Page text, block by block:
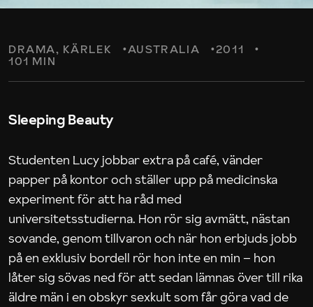
DRAMA KÄRLEK AUSTRALIA 2011
101 MIN
Sleeping Beauty
Studenten Lucy jobbar extra på café, vänder
papper på kontor och ställer upp på medicinska
experiment för att ha råd med
universitetsstudierna. Hon rör sig avmätt, nästan
sovande, genom tillvaron och när hon erbjuds jobb
på en exklusiv bordell rör hon inte en min – hon
låter sig sövas ned för att sedan lämnas över till rika
äldre män i en obskyr sexkult som får göra vad de